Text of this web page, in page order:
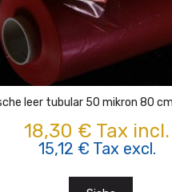
leer tubular 50 mikron 80
18,30 € Tax incl.
15,12 € Tax excl.